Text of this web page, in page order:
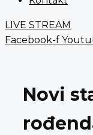
LIVE STREAM
Facebook-f
Novi